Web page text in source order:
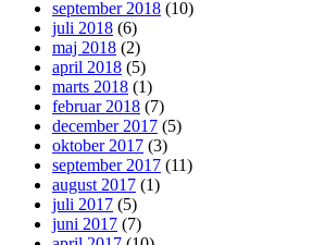
september 2018 (10)
juli 2018 (6)
maj 2018 (2)
april 2018 (5)
marts 2018 (1)
februar 2018 (7)
december 2017 (5)
oktober 2017 (3)
september 2017 (11)
august 2017 (1)
juli 2017 (5)
juni 2017 (7)